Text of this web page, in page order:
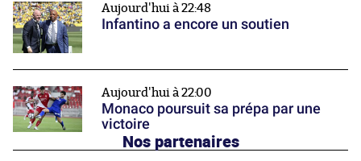
Aujourd'hui à 22:48
Infantino a encore un soutien
Aujourd'hui à 22:00
Monaco poursuit sa prépa par une
victoire
Nos partenaires